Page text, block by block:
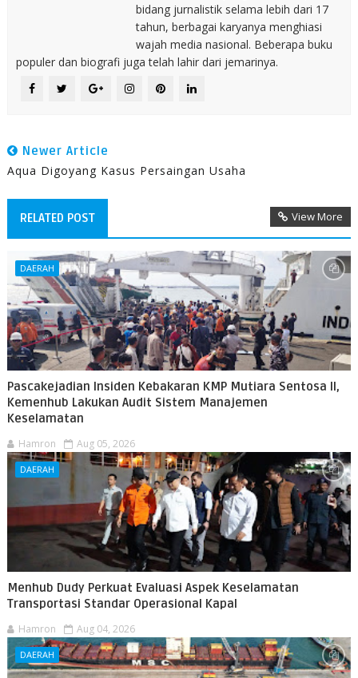
bidang jurnalistik selama lebih dari 17
tahun, berbagai karyanya menghiasi
wajah media nasional. Beberapa buku
populer dan biografi juga telah lahir dari jemarinya.
Newer Article
Aqua Digoyang Kasus Persaingan Usaha
RELATED POST View More
DAERAH
Pascakejadian Insiden Kebakaran KMP Mutiara Sentosa II,
Kemenhub Lakukan Audit Sistem Manajemen
Keselamatan
Hamron Aug 05, 2026
DAERAH
Menhub Dudy Perkuat Evaluasi Aspek Keselamatan
Transportasi Standar Operasional Kapal
Hamron Aug 04, 2026
DAERAH